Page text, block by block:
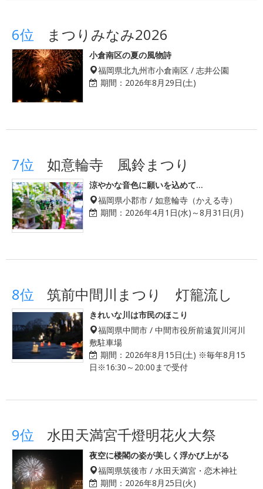
6位 まつりみなみ2026
小倉南区の夏の風物詩
福岡県北九州市小倉南区 / 志井公園
期間： 2026年8月29日(土)
7位 如意輪寺 風鈴まつり
涼やかな音色に願いを込めて…
福岡県小郡市 / 如意輪寺（かえる寺）
期間： 2026年4月1日(水)～8月31日(月)
8位 筑前中間川まつり 灯籠流し
きれいな川は市民のほこり
福岡県中間市 / 中間市役所前遠賀川河川
敷駐車場
期間： 2026年8月15日(土) ※毎年8月15
日※16:30～20:00まで受付
9位 水田天満宮千燈明花火大祭
夜空に楼閣の姿が美しく浮かび上がる
福岡県筑後市 / 水田天満宮・恋木神社
期間： 2026年8月25日(火)